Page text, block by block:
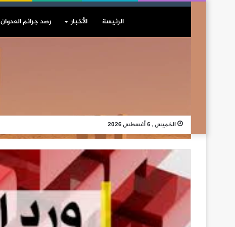
الرئيسة الأخبار رصد جرائم العدوان
الخميس , 6 أغسطس 2026